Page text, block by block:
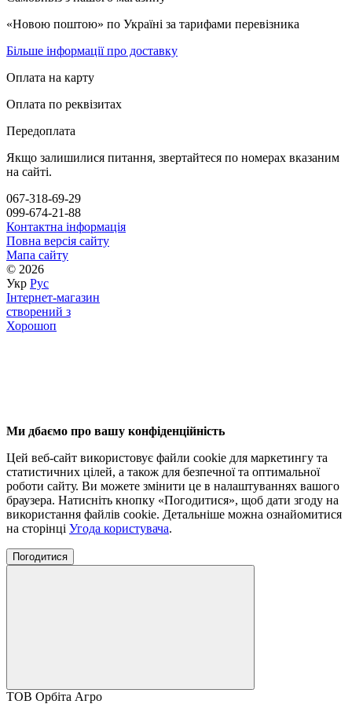
«Новою поштою» по Україні за тарифами перевізника
Більше інформації про доставку
Оплата на карту
Оплата по реквізитах
Передоплата
Якщо залишилися питання, звертайтеся по номерах вказаним
на сайті.
067-318-69-29
099-674-21-88
Контактна інформація
Повна версія сайту
Мапа сайту
© 2026
Укр Рус
Інтернет-магазин
створений з
Хорошоп
Ми дбаємо про вашу конфіденційність
Цей веб-сайт використовує файли cookie для маркетингу та
статистичних цілей, а також для безпечної та оптимальної
роботи сайту. Ви можете змінити це в налаштуваннях вашого
браузера. Натисніть кнопку «Погодитися», щоб дати згоду на
використання файлів cookie. Детальніше можна ознайомитися
на сторінці Угода користувача.
Погодитися
ТОВ Орбіта Агро